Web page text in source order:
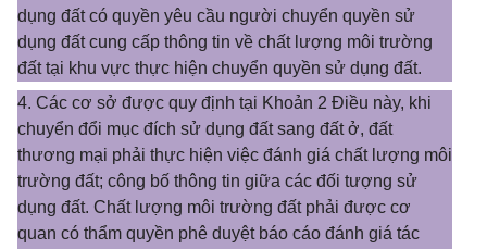
dụng đất có quyền yêu cầu người chuyển quyền sử
dụng đất cung cấp thông tin về chất lượng môi trường
đất tại khu vực thực hiện chuyển quyền sử dụng đất.
4. Các cơ sở được quy định tại Khoản 2 Điều này, khi
chuyển đổi mục đích sử dụng đất sang đất ở, đất
thương mại phải thực hiện việc đánh giá chất lượng môi
trường đất; công bố thông tin giữa các đối tượng sử
dụng đất. Chất lượng môi trường đất phải được cơ
quan có thẩm quyền phê duyệt báo cáo đánh giá tác